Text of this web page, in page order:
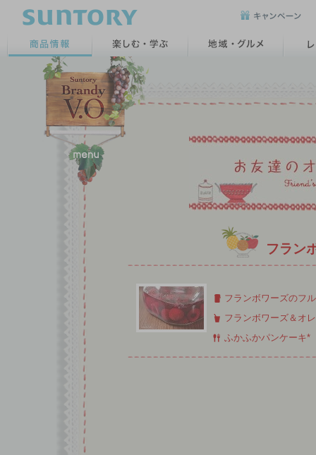
フラン
フランボワーズのフ
フランボワーズ＆オ
ふかふかパンケーキ